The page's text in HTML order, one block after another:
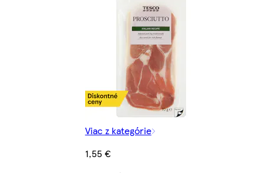
Viac z kategórie
1,55 €